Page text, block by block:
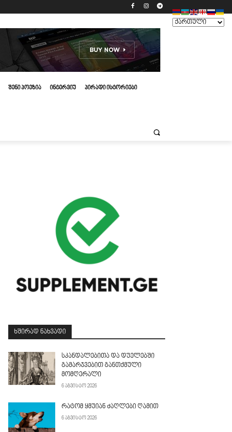
ᲨᲔᲜᲘ ᲞᲝᲔᲖᲘᲐ ᲘᲜᲢᲔᲠᲕᲘᲣ ᲞᲘᲠᲐᲓᲘ ᲘᲡᲢᲝᲠᲘᲔᲑᲘ
ᲮᲨᲘᲠᲐᲓ ᲜᲐᲮᲕᲐᲓᲘ
სკანდალებითა და დუელებში
გამარჯვებით განთქმული
მომღერალი
6 აგვისტო 2026
რატომ ყმუიან ძაღლები ღამით
6 აგვისტო 2026